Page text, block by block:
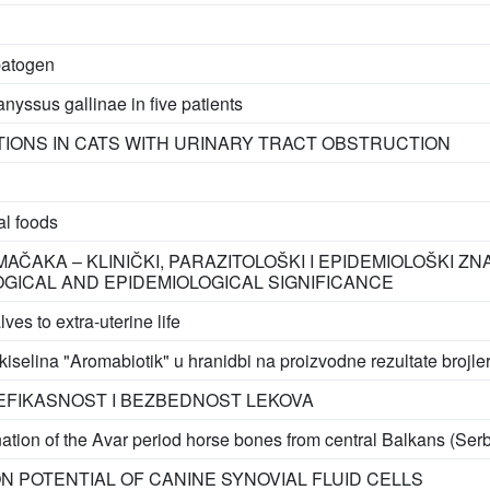
gallinae in five patients
IN CATS WITH URINARY TRACT OBSTRUCTION
foods
– KLINIČKI, PARAZITOLOŠKI I EPIDEMIOLOŠKI
AND EPIDEMIOLOGICAL SIGNIFICANCE
to extra-uterine life
"Aromabiotik" u hranidbi na proizvodne rezultate
I BEZBEDNOST LEKOVA
of the Avar period horse bones from central Balkans
POTENTIAL OF CANINE SYNOVIAL FLUID CELLS